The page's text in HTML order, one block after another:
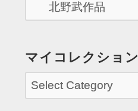
『キ
ッ
タ
ー
ン』”
ー
送
り
マイコレクション